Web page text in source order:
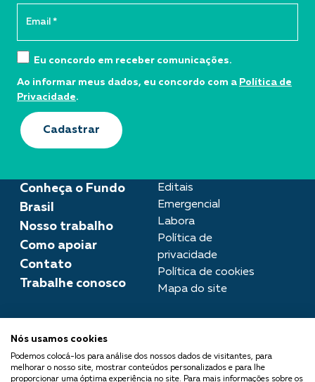
Conheça o Fundo
Brasil
Nosso trabalho
Como apoiar
Contato
Trabalhe conosco
Editais
Emergencial
Labora
Política de
privacidade
Política de cookies
Mapa do site
imprensa@fundobrasil.org.br
O Fundo Brasil integra a Rede
Eu concordo em receber comunicações.
Ao informar meus dados, eu concordo com a Política de
Privacidade.
Cadastrar
Nós usamos cookies
Podemos colocá-los para análise dos nossos dados de visitantes, para
melhorar o nosso site, mostrar conteúdos personalizados e para lhe
proporcionar uma óptima experiência no site. Para mais informações sobre os